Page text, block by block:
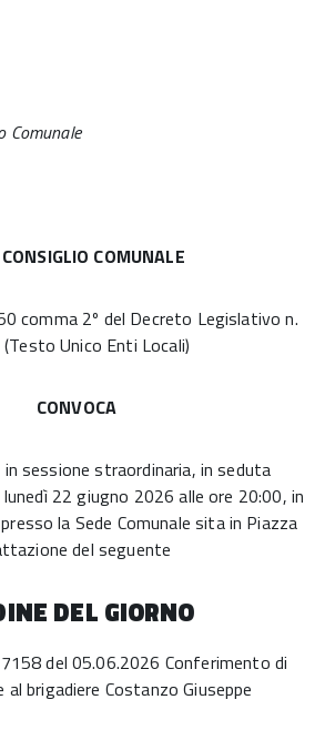
Comunale
COMUNALE
comma 2º del Decreto Legislativo n.
Unico Enti Locali)
CONVOCA
in sessione straordinaria, in seduta
22 giugno 2026 alle ore 20:00, in
la Sede Comunale sita in Piazza
del seguente
DEL GIORNO
del 05.06.2026 Conferimento di
al brigadiere Costanzo Giuseppe